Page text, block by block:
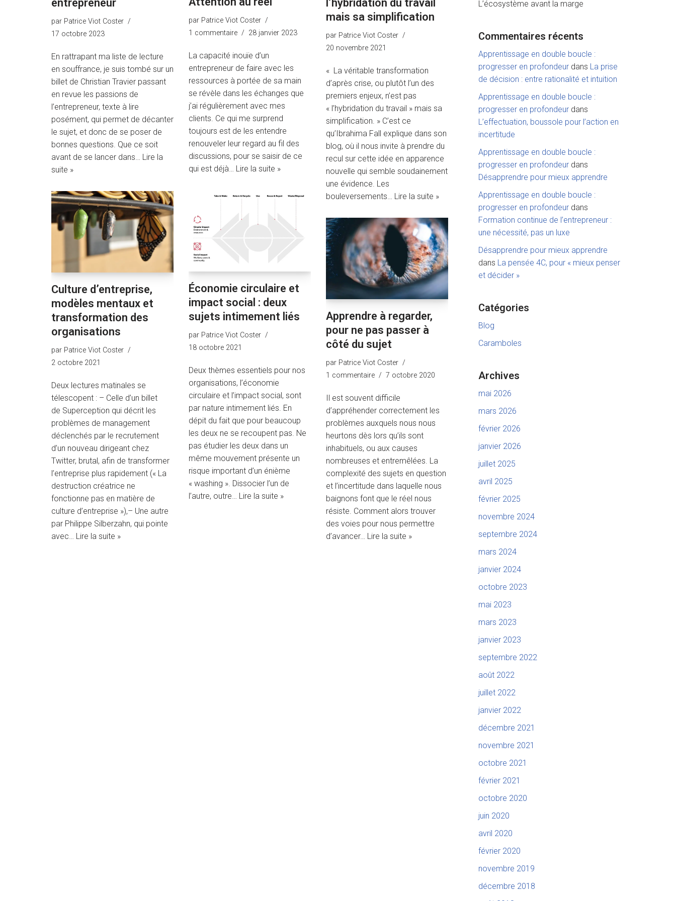
entrepreneur
par Patrice Viot Coster
17 octobre 2023
En rattrapant ma liste de lecture
en souffrance, je suis tombé sur un
billet de Christian Travier passant
en revue les passions de
l’entrepreneur, texte à lire
posément, qui permet de décanter
le sujet, et donc de se poser de
bonnes questions. Que ce soit
avant de se lancer dans… Lire la
suite »
par Patrice Viot Coster
1 commentaire
28 janvier 2023
La capacité inouïe d’un
entrepreneur de faire avec les
ressources à portée de sa main
se révèle dans les échanges que
j’ai régulièrement avec mes
clients. Ce qui me surprend
toujours est de les entendre
renouveler leur regard au fil des
discussions, pour se saisir de ce
qui est déjà… Lire la suite »
l’hybridation du travail
mais sa simplification
par Patrice Viot Coster
20 novembre 2021
« La véritable transformation
d’après crise, ou plutôt l’un des
premiers enjeux, n’est pas
« l’hybridation du travail » mais sa
simplification. » C’est ce
qu’Ibrahima Fall explique dans son
blog, où il nous invite à prendre du
recul sur cette idée en apparence
nouvelle qui semble soudainement
une évidence. Les
bouleversements… Lire la suite »
Économie circulaire et
impact social : deux
sujets intimement liés
par Patrice Viot Coster
18 octobre 2021
Deux thèmes essentiels pour nos
organisations, l’économie
circulaire et l’impact social, sont
par nature intimement liés. En
dépit du fait que pour beaucoup
les deux ne se recoupent pas. Ne
pas étudier les deux dans un
même mouvement présente un
risque important d’un énième
« washing ». Dissocier l’un de
l’autre, outre… Lire la suite »
Culture d’entreprise,
modèles mentaux et
transformation des
organisations
par Patrice Viot Coster
2 octobre 2021
Deux lectures matinales se
télescopent : – Celle d’un billet
de Superception qui décrit les
problèmes de management
déclenchés par le recrutement
d’un nouveau dirigeant chez
Twitter, brutal, afin de transformer
l’entreprise plus rapidement (« La
destruction créatrice ne
fonctionne pas en matière de
culture d’entreprise »),– Une autre
par Philippe Silberzahn, qui pointe
avec… Lire la suite »
Apprendre à regarder,
pour ne pas passer à
côté du sujet
par Patrice Viot Coster
1 commentaire
7 octobre 2020
Il est souvent difficile
d’appréhender correctement les
problèmes auxquels nous nous
heurtons dès lors qu’ils sont
inhabituels, ou aux causes
nombreuses et entremêlées. La
complexité des sujets en question
et l’incertitude dans laquelle nous
baignons font que le réel nous
résiste. Comment alors trouver
des voies pour nous permettre
d’avancer… Lire la suite »
L’écosystème avant la marge
Commentaires récents
Apprentissage en double boucle :
progresser en profondeur dans La prise
de décision : entre rationalité et intuition
Apprentissage en double boucle :
progresser en profondeur dans
L’effectuation, boussole pour l’action en
incertitude
Apprentissage en double boucle :
progresser en profondeur dans
Désapprendre pour mieux apprendre
Apprentissage en double boucle :
progresser en profondeur dans
Formation continue de l’entrepreneur :
une nécessité, pas un luxe
Désapprendre pour mieux apprendre
dans La pensée 4C, pour « mieux penser
et décider »
Catégories
Blog
Caramboles
Archives
mai 2026
mars 2026
février 2026
janvier 2026
juillet 2025
avril 2025
février 2025
novembre 2024
septembre 2024
mars 2024
janvier 2024
octobre 2023
mai 2023
mars 2023
janvier 2023
septembre 2022
août 2022
juillet 2022
janvier 2022
décembre 2021
novembre 2021
octobre 2021
février 2021
octobre 2020
juin 2020
avril 2020
février 2020
novembre 2019
décembre 2018